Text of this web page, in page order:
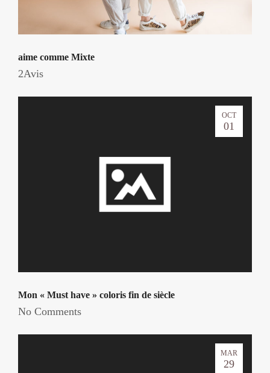
aime comme Mixte
2Avis
OCT
01
Mon « Must have » coloris fin de siècle
No Comments
MAR
29